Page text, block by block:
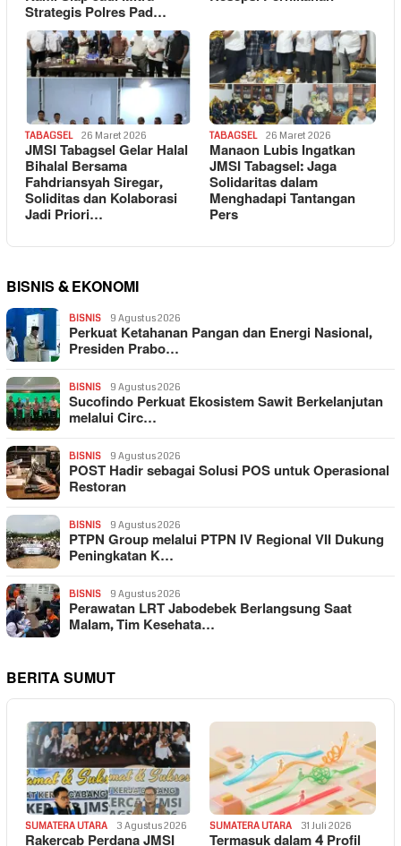
Strategis Polres Pad…
TABAGSEL 26 Maret 2026
JMSI Tabagsel Gelar Halal
Bihalal Bersama
Fahdriansyah Siregar,
Soliditas dan Kolaborasi
Jadi Priori…
TABAGSEL 26 Maret 2026
Manaon Lubis Ingatkan
JMSI Tabagsel: Jaga
Solidaritas dalam
Menghadapi Tantangan
Pers
BISNIS & EKONOMI
BISNIS 9 Agustus 2026
Perkuat Ketahanan Pangan dan Energi Nasional,
Presiden Prabo…
BISNIS 9 Agustus 2026
Sucofindo Perkuat Ekosistem Sawit Berkelanjutan
melalui Circ…
BISNIS 9 Agustus 2026
POST Hadir sebagai Solusi POS untuk Operasional
Restoran
BISNIS 9 Agustus 2026
PTPN Group melalui PTPN IV Regional VII Dukung
Peningkatan K…
BISNIS 9 Agustus 2026
Perawatan LRT Jabodebek Berlangsung Saat
Malam, Tim Kesehata…
BERITA SUMUT
SUMATERA UTARA 3 Agustus 2026
Rakercab Perdana JMSI
SUMATERA UTARA 31 Juli 2026
Termasuk dalam 4 Profil